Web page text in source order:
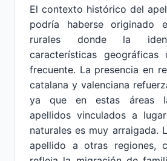
El contexto histórico del
podría haberse originado
rurales donde la
características
frecuente. La presencia en
catalana y valenciana
ya que en estas áreas
apellidos vinculados a
naturales es muy arraigada.
apellido a otras regiones,